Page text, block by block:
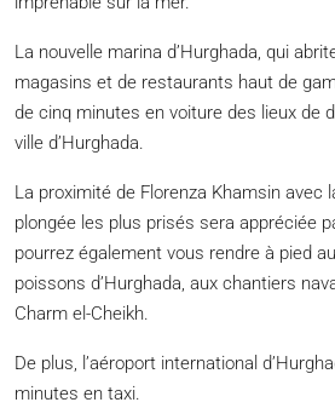
La nouvelle marina d’Hurghada, qui
magasins et de restaurants haut de
de cinq minutes en voiture des lieux de
ville d’Hurghada.
La proximité de Florenza Khamsin avec
plongée les plus prisés sera appréciée
pourrez également vous rendre à pied
poissons d’Hurghada, aux chantiers
Charm el-Cheikh.
De plus, l’aéroport international
minutes en taxi.